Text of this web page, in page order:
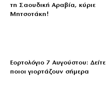
τη Σαουδική Αραβία, κύριε
Μητσοτάκη!
Εορτολόγιο 7 Αυγούστου: Δείτε
ποιοι γιορτάζουν σήμερα